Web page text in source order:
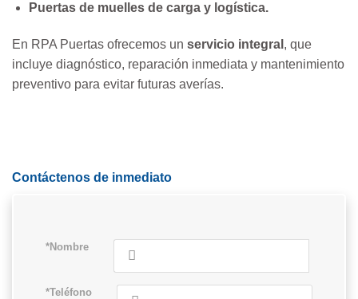
Puertas de muelles de carga y logística.
En RPA Puertas ofrecemos un servicio integral , que
incluye diagnóstico, reparación inmediata y mantenimiento
preventivo para evitar futuras averías.
Contáctenos de inmediato
*Nombre
*Teléfono